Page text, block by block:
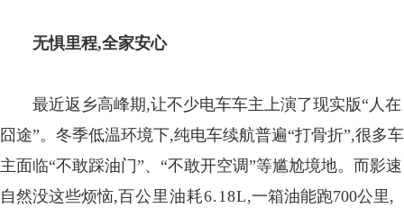
无惧里程,全家安心
最近返乡高峰期,让不少电车车主上演了现实版“人在
囧途”。冬季低温环境下,纯电车续航普遍“打骨折”,很多车
主面临“不敢踩油门”、 “不敢开空调”等尴尬境地。 而影速
自然没这些烦恼,百公里油耗6.18L,一箱油能跑700公里,